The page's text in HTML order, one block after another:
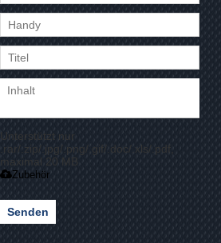
Unterstützt nur
.rar/.zip/.jpg/.png/.gif/.doc/.xls/.pdf,
maximal 20 MB
Zubehör
Senden